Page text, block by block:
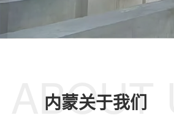
内蒙关于我们
ABOUT